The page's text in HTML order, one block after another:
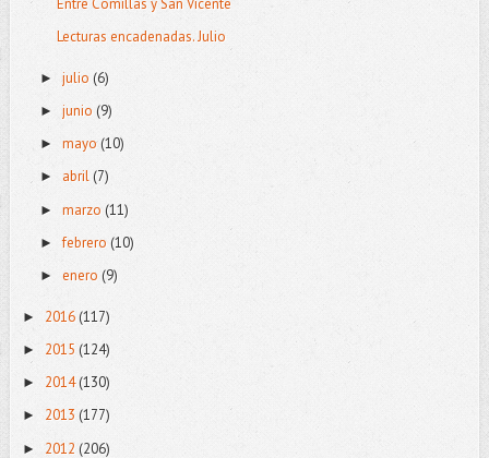
Lecturas encadenadas. Julio
► julio (6)
► junio (9)
► mayo(10)
► abril(7)
► marzo (11)
►febrero (10)
► enero (9)
► 2016 (117)
► 2015 (124)
► 2014(130)
► 2013 (177)
► 2012 (206)